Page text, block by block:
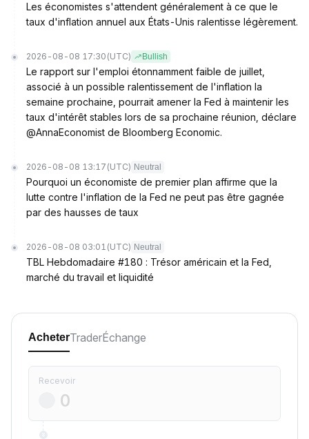
Les économistes s'attendent généralement à ce que le
taux d'inflation annuel aux États-Unis ralentisse légèrement.
2026-08-08 17:30 (UTC) Bullish
Le rapport sur l'emploi étonnamment faible de juillet,
associé à un possible ralentissement de l'inflation la
semaine prochaine, pourrait amener la Fed à maintenir les
taux d'intérêt stables lors de sa prochaine réunion, déclare
@AnnaEconomist de Bloomberg Economic.
2026-08-08 13:17 (UTC) Neutral
Pourquoi un économiste de premier plan affirme que la
lutte contre l'inflation de la Fed ne peut pas être gagnée
par des hausses de taux
2026-08-08 03:01 (UTC) Neutral
TBL Hebdomadaire #180 : Trésor américain et la Fed,
marché du travail et liquidité
AcheterTraderÉchange
Recevoir